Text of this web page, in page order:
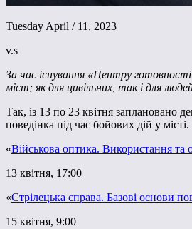
Tuesday April / 11, 2023
v.s
За час існування «Центру готовності
міст; як для цивільних, так і для
Так, із 13 по 23 квітня заплановано
поведінка під час бойових дій у
«Військова оптика. Використання та
13 квітня, 17:00
«Стрілецька справа. Базові основи
15 квітня, 9:00